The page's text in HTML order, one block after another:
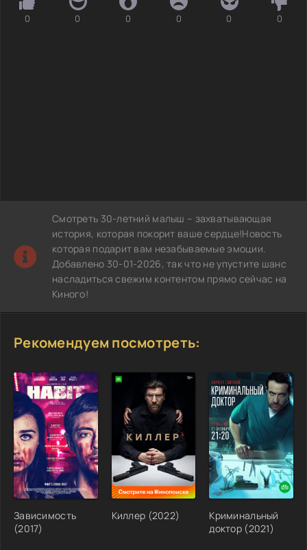
0 0 0 0 0 0
Смотреть 30-летний малыш – захватывающая
история, которая покорит ваше сердце!Новость
которая подарит вам незабываемые эмоции.
Добавлено 30-01-2026, так что не упустите шанс
насладиться свежим контентом прямо сейчас на
Киного!
Рекомендуем посмотреть:
Зависимость
(2017)
Киллер (2022)
Криминальный
доктор (2021)